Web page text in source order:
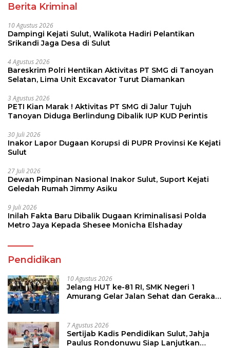
Berita Kriminal
10 Agustus 2026
Dampingi Kejati Sulut, Walikota Hadiri Pelantikan
Srikandi Jaga Desa di Sulut
4 Agustus 2026
Bareskrim Polri Hentikan Aktivitas PT SMG di Tanoyan
Selatan, Lima Unit Excavator Turut Diamankan
3 Agustus 2026
PETI Kian Marak ! Aktivitas PT SMG di Jalur Tujuh
Tanoyan Diduga Berlindung Dibalik IUP KUD Perintis
30 Juli 2026
Inakor Lapor Dugaan Korupsi di PUPR Provinsi Ke Kejati
Sulut
27 Juli 2026
Dewan Pimpinan Nasional Inakor Sulut, Suport Kejati
Geledah Rumah Jimmy Asiku
9 Juli 2026
Inilah Fakta Baru Dibalik Dugaan Kriminalisasi Polda
Metro Jaya Kepada Shesee Monicha Elshaday
Pendidikan
10 Agustus 2026
Jelang HUT ke-81 RI, SMK Negeri 1
Amurang Gelar Jalan Sehat dan Gerakan
7 Agustus 2026
Sertijab Kadis Pendidikan Sulut, Jahja
Paulus Rondonuwu Siap Lanjutkan